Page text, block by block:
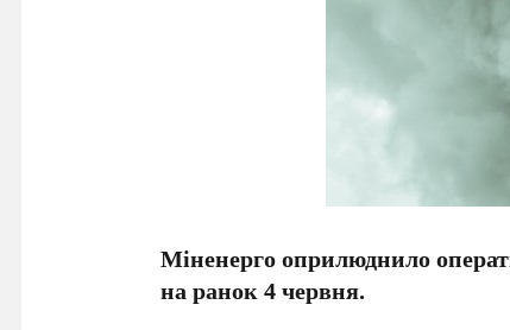
Міненерго оприлюднило
на ранок 4 червня.